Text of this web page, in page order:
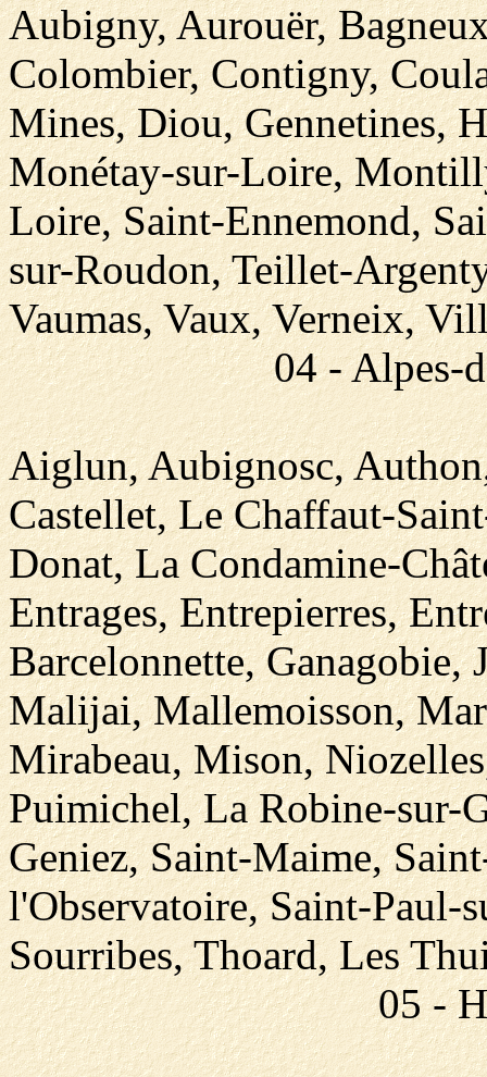
Aubigny, Aurouër,
Colombier, Contigny,
Mines, Diou, Gennetines,
Monétay-sur-Loire,
Loire, Saint-Ennemond,
sur-Roudon, Teillet-
Vaumas, Vaux, Verneix,
04 - Alpes-
Aiglun, Aubignosc,
Castellet, Le Chaffaut-
Donat, La Condamine-
Entrages, Entrepierres,
Barcelonnette, Ganagobie,
Malijai, Mallemoisson,
Mirabeau, Mison,
Puimichel, La Robine-sur-
Geniez, Saint-Maime,
l'Observatoire, Saint-Paul-
Sourribes, Thoard, Les
05 -